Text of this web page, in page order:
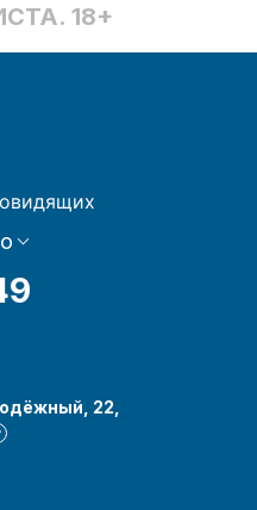
18+
22,